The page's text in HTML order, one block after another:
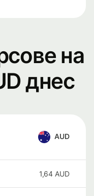
на
днес
AUD
1,64 AUD